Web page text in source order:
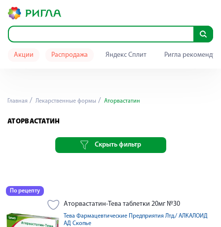
Акции Распродажа Яндекс Сплит Ригла
Главная Лекарственные формы Аторвастатин
АТОРВАСТАТИН
Скрыть фильтр
По рецепту
Аторвастатин-Тева таблетки 20мг №30
Тева Фармацевтические Предприятия Лтд./ АЛКАЛОИД
АД Скопье